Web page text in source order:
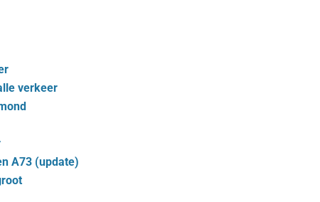
verkeer
A73 (update)